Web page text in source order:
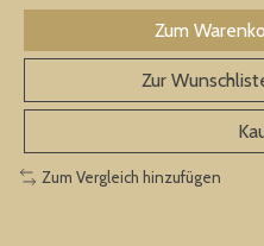
Zum
Zur
Zum Vergleich hinzufügen